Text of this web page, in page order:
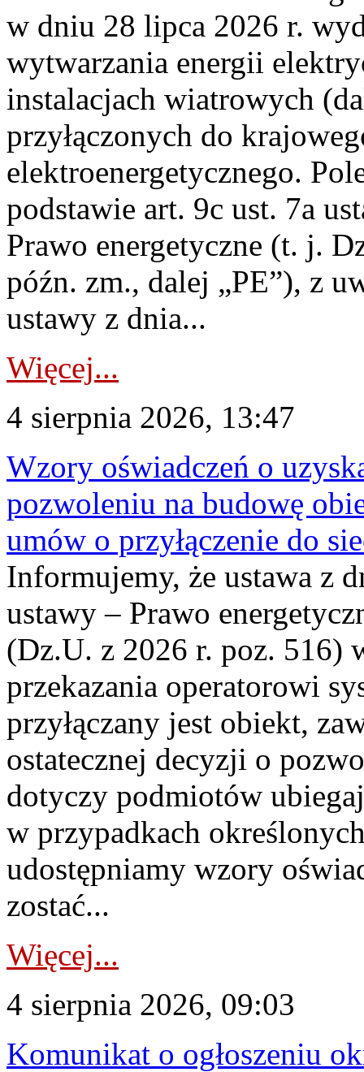
w dniu 28 lipca 2026 r.
wytwarzania energii
instalacjach wiatrowych
przyłączonych do
elektroenergetycznego.
podstawie art. 9c ust. 7a
Prawo energetyczne (t. j.
późn. zm., dalej „PE”), z
ustawy z dnia...
Więcej...
4 sierpnia 2026, 13:47
Wzory oświadczeń o
pozwoleniu na budowę
umów o przyłączenie do
Informujemy, że ustawa z
ustawy – Prawo
(Dz.U. z 2026 r. poz. 516)
przekazania operatorowi
przyłączany jest obiekt,
ostatecznej decyzji o
dotyczy podmiotów
w przypadkach
udostępniamy wzory
zostać...
Więcej...
4 sierpnia 2026, 09:03
Komunikat o ogłoszeniu